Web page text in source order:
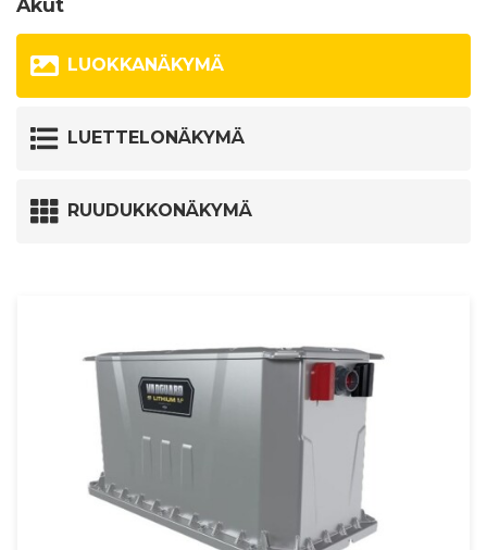
Akut
LUOKKANÄKYMÄ
LUETTELONÄKYMÄ
RUUDUKKONÄKYMÄ